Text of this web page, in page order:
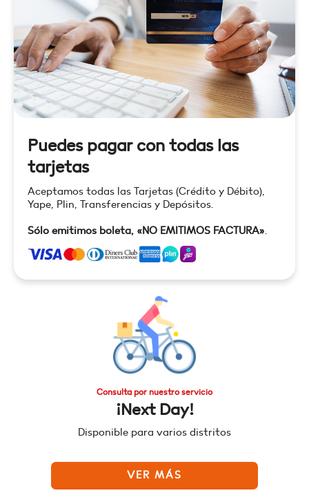
Puedes pagar con todas las
tarjetas
Aceptamos todas las Tarjetas (Crédito y Débito),
Yape, Plin, Transferencias y Depósitos.
Sólo emitimos boleta, «NO EMITIMOS FACTURA».
Consulta por nuestro servicio
¡Next Day!
Disponible para varios distritos
VER MÁS